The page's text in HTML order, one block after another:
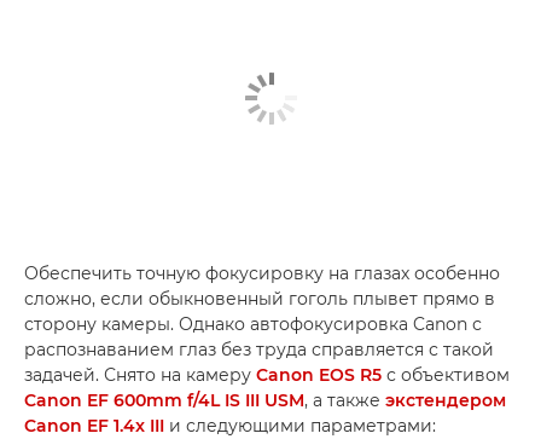
Обеспечить точную фокусировку на глазах особенно
сложно, если обыкновенный гоголь плывет прямо в
сторону камеры. Однако автофокусировка Canon с
распознаванием глаз без труда справляется с такой
задачей. Снято на камеру Canon EOS R5 с объективом
Canon EF 600mm f/4L IS III USM, а также экстендером
Canon EF 1.4x III и следующими параметрами: